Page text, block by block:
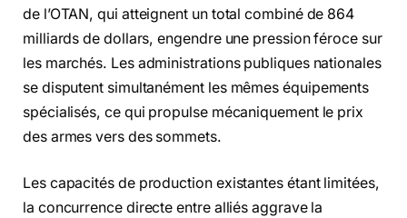
de l’OTAN, qui atteignent un total combiné de 864
milliards de dollars, engendre une pression féroce sur
les marchés. Les administrations publiques nationales
se disputent simultanément les mêmes équipements
spécialisés, ce qui propulse mécaniquement le prix
des armes vers des sommets.
Les capacités de production existantes étant limitées,
la concurrence directe entre alliés aggrave la